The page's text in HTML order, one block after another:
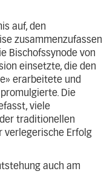
auf, den
zusammenzufassen
Bischofssynode von
einsetzte, die den
erarbeitete und
Die
viele
traditionellen
verlegerische Erfolg
auch am